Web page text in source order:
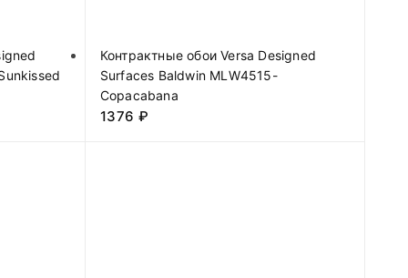
Контрактные обои Versa Designed
Surfaces Baldwin MLW4515-
Copacabana
1376₽